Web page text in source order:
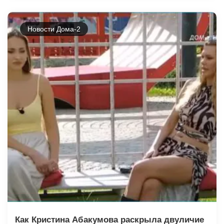
Новости Дома-2
Как Кристина Абакумова раскрыла двуличие